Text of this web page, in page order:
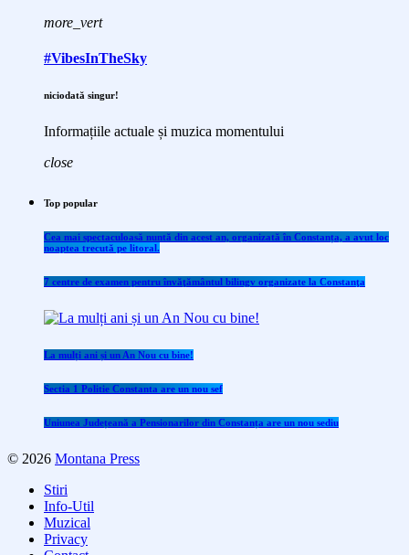
more_vert
#VibesInTheSky
niciodată singur!
Informațiile actuale și muzica momentului
close
Top popular
Cea mai spectaculoasă nuntă din acest an, organizată în Constanța, a avut loc
noaptea trecută pe litoral.
7 centre de examen pentru învăţământul bilingv organizate la Constanţa
La mulți ani și un An Nou cu bine!
Sectia 1 Politie Constanta are un nou sef
Uniunea Județeană a Pensionarilor din Constanța are un nou sediu
© 2026 Montana Press
Stiri
Info-Util
Muzical
Privacy